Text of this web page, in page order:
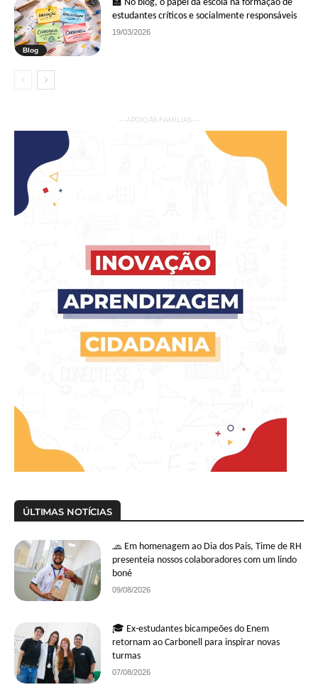
Blog
🏫 No blog, o papel da escola na formação de
estudantes críticos e socialmente responsáveis
19/03/2026
— APOIO ÀS FAMÍLIAS —
ÚLTIMAS NOTÍCIAS
🧢 Em homenagem ao Dia dos Pais, Time de RH
presenteia nossos colaboradores com um lindo
boné
09/08/2026
🎓 Ex-estudantes bicampeões do Enem
retornam ao Carbonell para inspirar novas
turmas
07/08/2026